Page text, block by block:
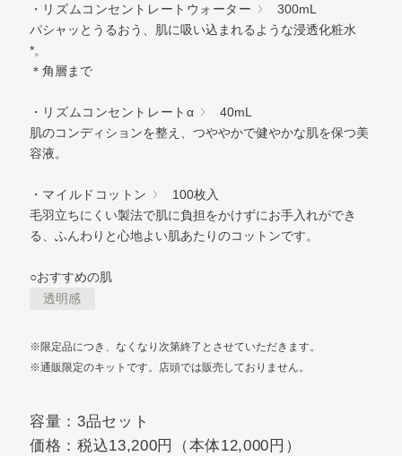
・リズムコンセントレートウォーター
300mL
パシャッとうるおう、肌に吸い込まれるような浸透化粧水
*。
＊角層まで
・リズムコンセントレートα
40mL
肌のコンディションを整え、つややかで健やかな肌を保つ美
容液。
・マイルドコットン
100枚入
毛羽立ちにくい製法で肌に負担をかけずにお手入れができ
る、ふんわりと心地よい肌あたりのコットンです。
○おすすめの肌
透明感
※限定品につき、なくなり次第終了とさせていただきます。
※通販限定のキットです。店頭では販売しておりません。
容量：3品セット
価格：税込13,200円（本体12,000円）